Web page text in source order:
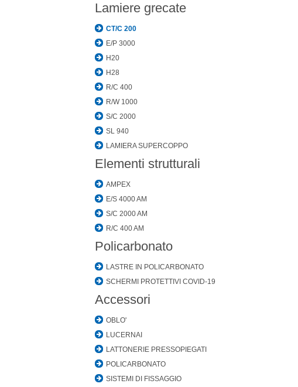
Lamiere grecate
CT/C 200
E/P 3000
H20
H28
R/C 400
R/W 1000
S/C 2000
SL 940
LAMIERA SUPERCOPPO
Elementi strutturali
AMPEX
E/S 4000 AM
S/C 2000 AM
R/C 400 AM
Policarbonato
LASTRE IN POLICARBONATO
SCHERMI PROTETTIVI COVID-19
Accessori
OBLO'
LUCERNAI
LATTONERIE PRESSOPIEGATI
POLICARBONATO
SISTEMI DI FISSAGGIO